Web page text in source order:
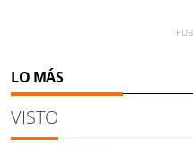
LO MÁS
VISTO